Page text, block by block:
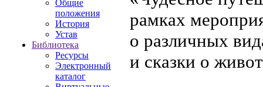
Общие
положения
История
Устав
Библиотека
Ресурсы
Электронный
каталог
рамках
о различных
и сказки о